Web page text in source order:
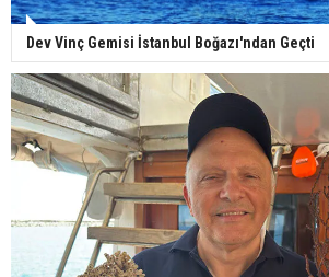
Dev Vinç Gemisi İstanbul Boğazı'ndan Geçti